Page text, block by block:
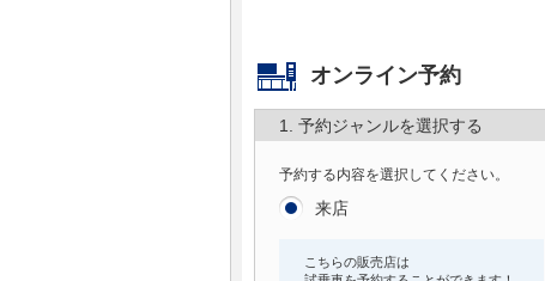
オンライン予約
1. 予約ジャンルを選択する
予約する内容を選択してください。
来店
こちらの販売店は